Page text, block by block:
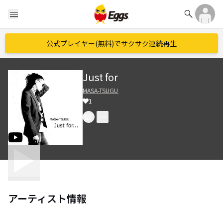
menu search
公式プレイヤー(無料)でサクサク連続再生
Just for
MASA-TSUGU
1
アーティスト情報